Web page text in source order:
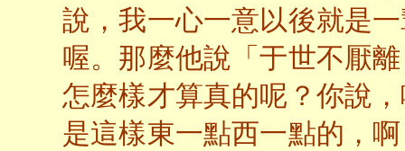
說，我一心一意以後就是
喔。那麼他說「于世不厭
怎麼樣才算真的呢？你說
是這樣東一點西一點的，